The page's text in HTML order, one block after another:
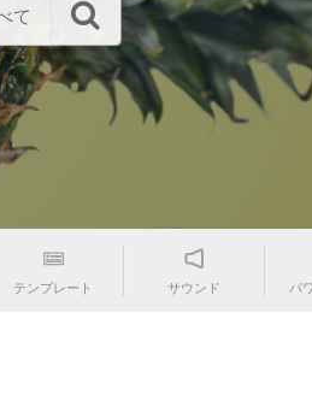
て
テンプレート サウンド パ